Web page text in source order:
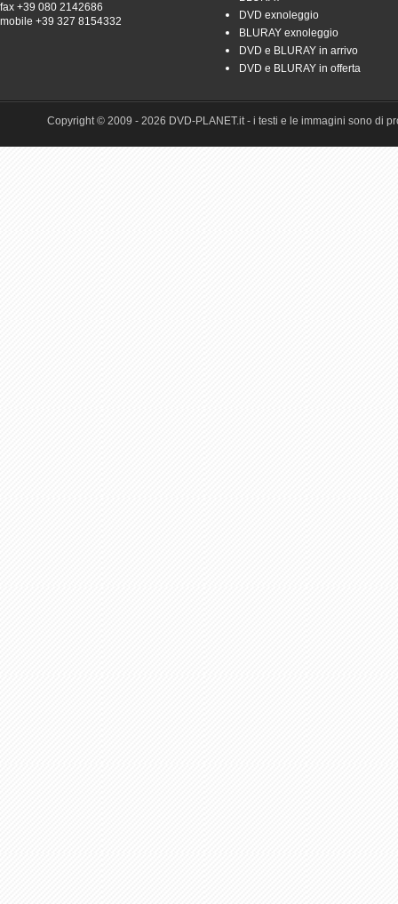
fax +39 080 2142686
mobile +39 327 8154332
DVD exnoleggio
BLURAY exnoleggio
DVD e BLURAY in arrivo
DVD e BLURAY in offerta
Copyright © 2009 - 2026 DVD-PLANET.it - i testi e le immagini sono di